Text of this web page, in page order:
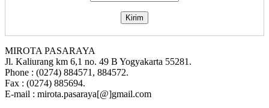
MIROTA PASARAYA
Jl. Kaliurang km 6,1 no. 49 B Yogyakarta 55281.
Phone : (0274) 884571, 884572.
Fax : (0274) 885694.
E-mail : mirota.pasaraya[@]gmail.com